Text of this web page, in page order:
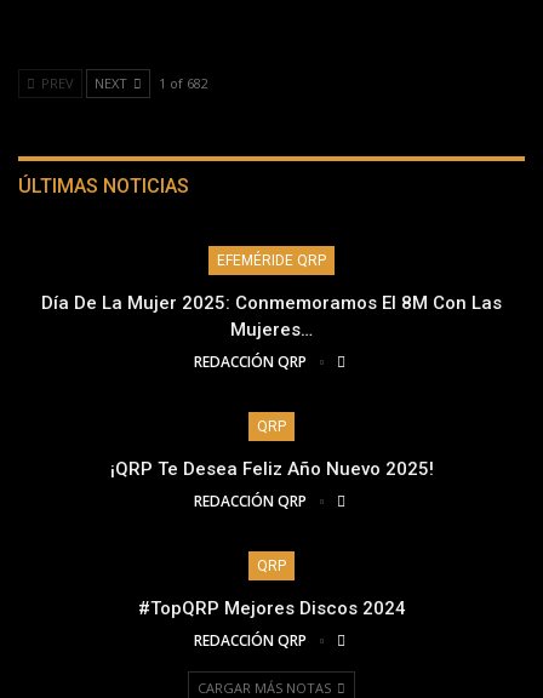
PREV NEXT 1 of 682
ÚLTIMAS NOTICIAS
EFEMÉRIDE QRP
Día De La Mujer 2025: Conmemoramos El 8M Con Las
Mujeres…
REDACCIÓN QRP
QRP
¡QRP Te Desea Feliz Año Nuevo 2025!
REDACCIÓN QRP
QRP
#TopQRP Mejores Discos 2024
REDACCIÓN QRP
CARGAR MÁS NOTAS